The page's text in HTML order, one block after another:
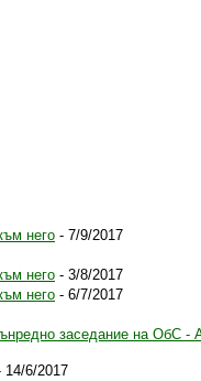
него - 7/9/2017
него - 3/8/2017
него - 6/7/2017
заседание на ОбС -
14/6/2017